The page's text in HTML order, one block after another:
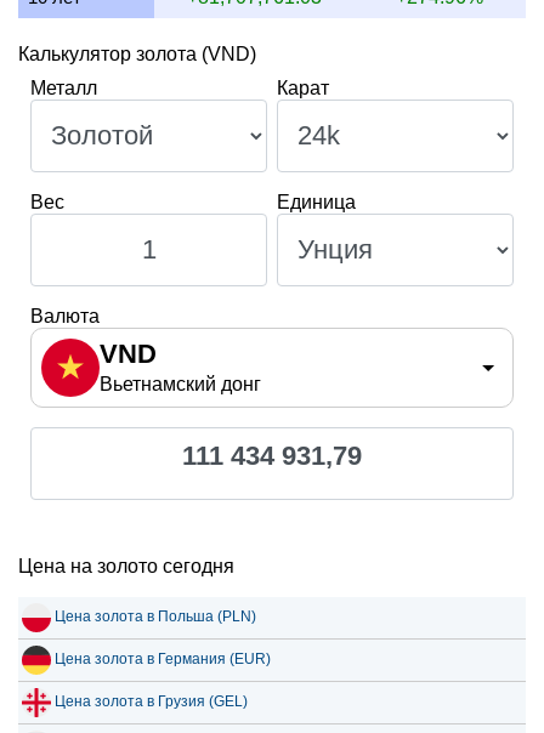
Калькулятор золота (VND)
Металл
Карат
Вес Единица
Валюта
VND
Вьетнамский донг
111 434 931,79
Цена на золото сегодня
Цена золота в Польша (PLN)
Цена золота в Германия (EUR)
Цена золота в Грузия (GEL)